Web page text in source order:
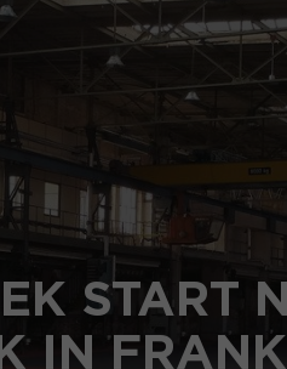
START
IN